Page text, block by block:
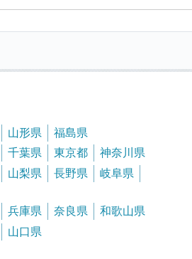
山形県
福島県
千葉県 東京都
神奈川県
山梨県 長野県
岐阜県
兵庫県 奈良県
和歌山県
山口県